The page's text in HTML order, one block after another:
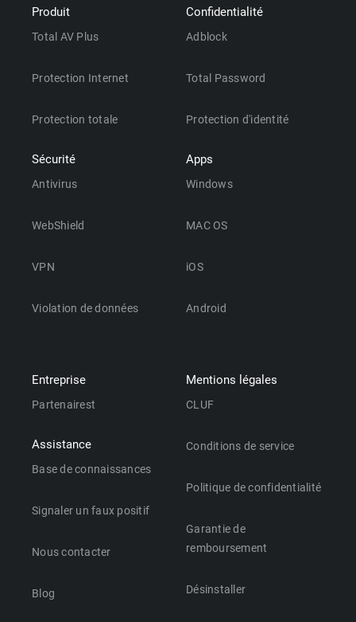
Produit
Total AV Plus
Protection Internet
Protection totale
Sécurité
Antivirus
WebShield
VPN
Violation de données
Confidentialité
Adblock
Total Password
Protection d'identité
Apps
Windows
MAC OS
iOS
Android
Entreprise
Partenairest
Assistance
Base de connaissances
Signaler un faux positif
Nous contacter
Blog
Mentions légales
CLUF
Conditions de service
Politique de confidentialité
Garantie de
remboursement
Désinstaller